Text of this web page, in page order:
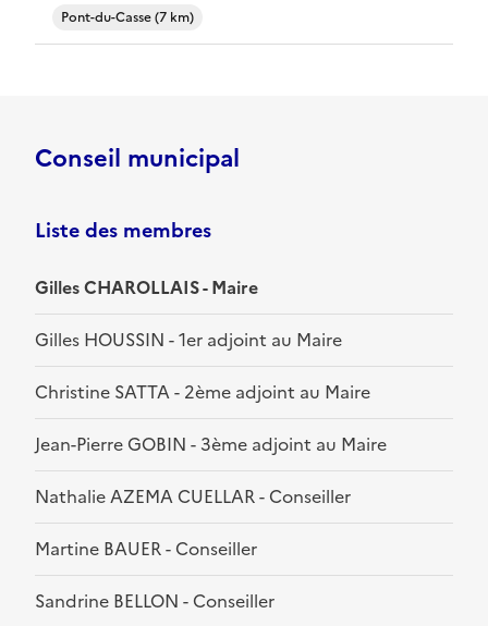
Pont-du-Casse (7 km)
Conseil municipal
Liste des membres
Gilles CHAROLLAIS - Maire
Gilles HOUSSIN - 1er adjoint au Maire
Christine SATTA - 2ème adjoint au Maire
Jean-Pierre GOBIN - 3ème adjoint au Maire
Nathalie AZEMA CUELLAR - Conseiller
Martine BAUER - Conseiller
Sandrine BELLON - Conseiller